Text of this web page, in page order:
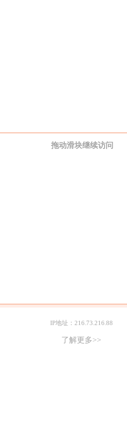
拖动滑块继续访问
IP地址：216.73.216.88
了解更多>>